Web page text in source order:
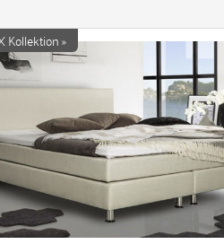
Kollektion »